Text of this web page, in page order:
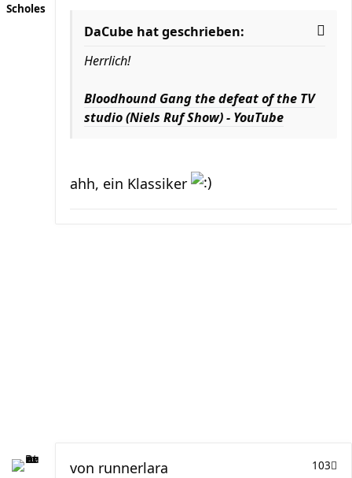
Scholes
DaCube hat geschrieben:
Herrlich!
Bloodhound Gang the defeat of the TV
studio (Niels Ruf Show) - YouTube
ahh, ein Klassiker
103
von runnerlara